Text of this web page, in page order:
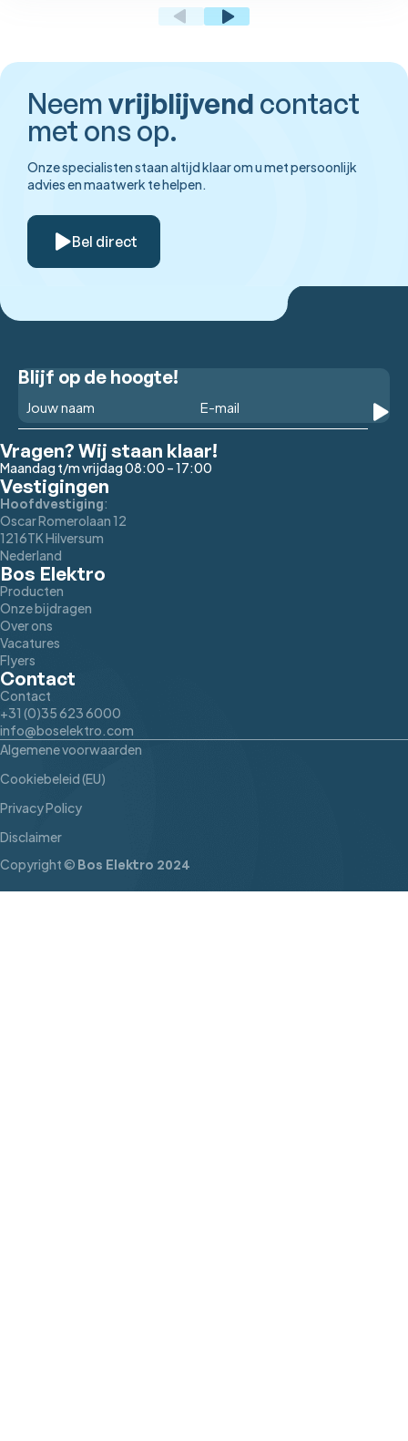
Neemvrijblijvend contact
met ons op.
Onze specialisten staan altijd klaar om u met persoonlijk
advies en maatwerk te helpen.
Bel direct
Blijf op de hoogte!
Vragen? Wij staan klaar!
Maandag t/m vrijdag 08:00 – 17:00
Vestigingen
Hoofdvestiging:
Oscar Romerolaan 12
1216TK Hilversum
Nederland
Bos Elektro
Producten
Onze bijdragen
Over ons
Vacatures
Flyers
Contact
Contact
+31 (0)35 623 6000
info@boselektro.com
Copyright © Bos Elektro 2024
Algemene voorwaarden
Cookiebeleid (EU)
Privacy Policy
Disclaimer